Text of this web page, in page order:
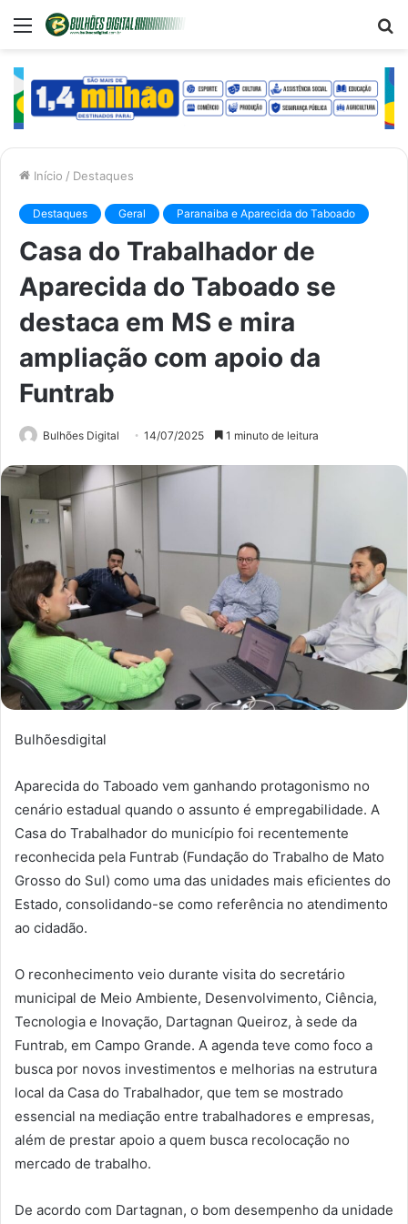
Menu
Início / Destaques
Destaques Geral Paranaiba e Aparecida do Taboado
Casa do Trabalhador de
Aparecida do Taboado se
destaca em MS e mira
ampliação com apoio da
Funtrab
Bulhões Digital 14/07/2025 1 minuto de leitura
Bulhõesdigital
Aparecida do Taboado vem ganhando protagonismo no
cenário estadual quando o assunto é empregabilidade. A
Casa do Trabalhador do município foi recentemente
reconhecida pela Funtrab (Fundação do Trabalho de Mato
Grosso do Sul) como uma das unidades mais eficientes do
Estado, consolidando-se como referência no atendimento
ao cidadão.
O reconhecimento veio durante visita do secretário
municipal de Meio Ambiente, Desenvolvimento, Ciência,
Tecnologia e Inovação, Dartagnan Queiroz, à sede da
Funtrab, em Campo Grande. A agenda teve como foco a
busca por novos investimentos e melhorias na estrutura
local da Casa do Trabalhador, que tem se mostrado
essencial na mediação entre trabalhadores e empresas,
além de prestar apoio a quem busca recolocação no
mercado de trabalho.
De acordo com Dartagnan, o bom desempenho da unidade